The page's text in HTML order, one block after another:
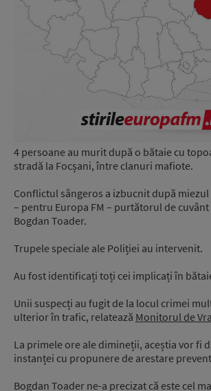
4 persoane au murit după o bătaie cu
stradă la Focșani, între clanuri mafiote.
Conflictul sângeros a izbucnit după
– pentru Europa FM – purtătorul de cuvânt
Bogdan Toader.
Trupele speciale ale Poliției au intervenit.
Au fost identificați toți cei implicați în
Unii suspecți au fugit de la locul crimei
ulterior în trafic, relatează Monitorul de
La primele ore ale dimineții, aceștia vor fi
instanței cu propunere de arestare
Bogdan Toader ne-a precizat că este cel